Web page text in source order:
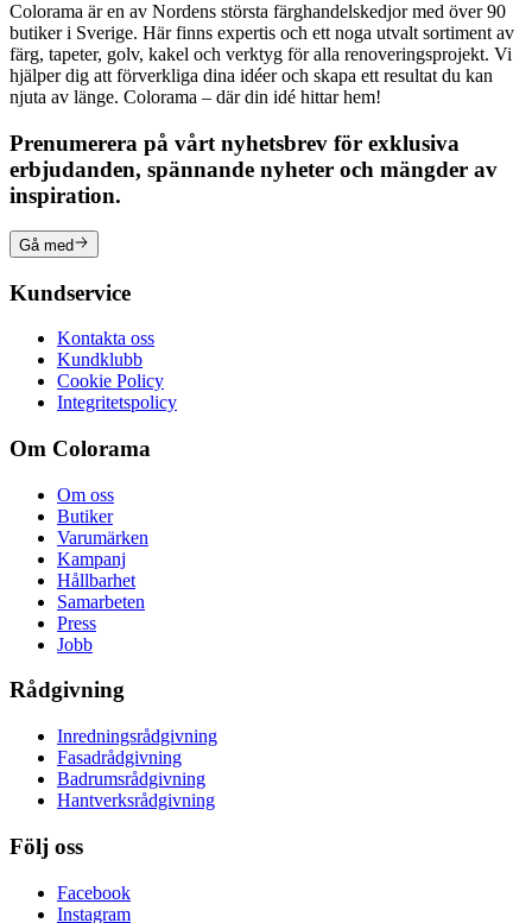
Colorama är en av Nordens största färghandelskedjor med över 90
butiker i Sverige. Här finns expertis och ett noga utvalt sortiment av
färg, tapeter, golv, kakel och verktyg för alla renoveringsprojekt. Vi
hjälper dig att förverkliga dina idéer och skapa ett resultat du kan
njuta av länge. Colorama – där din idé hittar hem!
Prenumerera på vårt nyhetsbrev för exklusiva
erbjudanden, spännande nyheter och mängder av
inspiration.
Gå med
Kundservice
Kontakta oss
Kundklubb
Cookie Policy
Integritetspolicy
Om Colorama
Om oss
Butiker
Varumärken
Kampanj
Hållbarhet
Samarbeten
Press
Jobb
Rådgivning
Inredningsrådgivning
Fasadrådgivning
Badrumsrådgivning
Hantverksrådgivning
Följ oss
Facebook
Instagram